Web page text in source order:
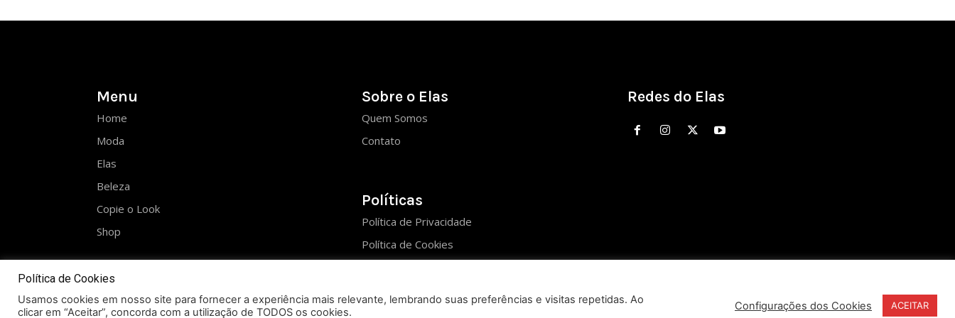
Menu
Home
Moda
Elas
Beleza
Copie o Look
Shop
Sobre o Elas
Quem Somos
Contato
Políticas
Política de Privacidade
Política de Cookies
Redes do Elas
Política de Cookies
Usamos cookies em nosso site para fornecer a experiência mais relevante, lembrando suas preferências e visitas repetidas. Ao
clicar em “Aceitar”, concorda com a utilização de TODOS os cookies.
Configurações dos Cookies ACEITAR